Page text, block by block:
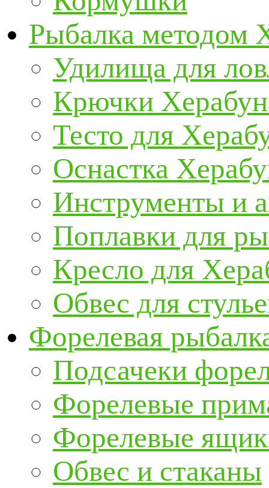
Рыбалка методом
Удилища для
Крючки
Тесто для
Оснастка
Инструменты и
Поплавки для
Кресло для
Обвес для
Форелевая
Подсачеки
Форелевые
Форелевые
Обвес и стаканы